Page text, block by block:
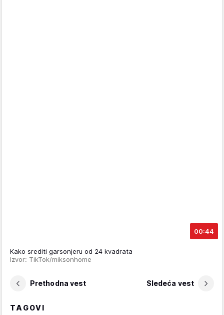
00:44
Kako srediti garsonjeru od 24 kvadrata
Izvor: TikTok/miksonhome
Prethodna vest Sledeća vest
TAGOVI